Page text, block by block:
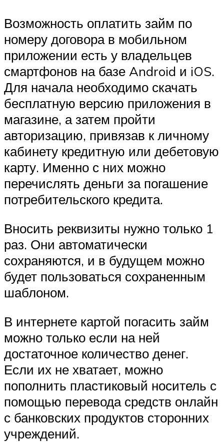
Возможность оплатить займ по
номеру договора в мобильном
приложении есть у владельцев
смартфонов на базе Android и iOS.
Для начала необходимо скачать
бесплатную версию приложения в
магазине, а затем пройти
авторизацию, привязав к личному
кабинету кредитную или дебетовую
карту. Именно с них можно
перечислять деньги за погашение
потребительского кредита.
Вносить реквизиты нужно только 1
раз. Они автоматически
сохраняются, и в будущем можно
будет пользоваться сохраненным
шаблоном.
В интернете картой погасить займ
можно только если на ней
достаточное количество денег.
Если их не хватает, можно
пополнить пластиковый носитель с
помощью перевода средств онлайн
с банковских продуктов сторонних
учреждений.